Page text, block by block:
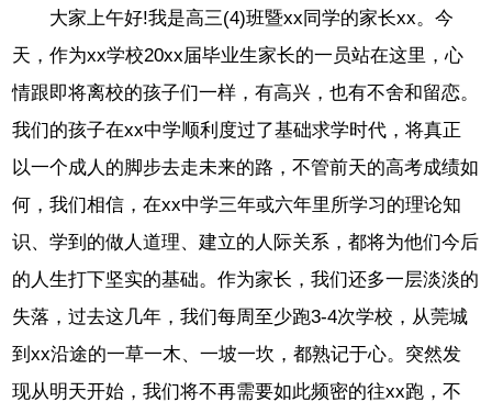
大家上午好!我是高三(4)班暨xx同学的家长xx。今
天，作为xx学校20xx届毕业生家长的一员站在这里，心
情跟即将离校的孩子们一样，有高兴，也有不舍和留恋。
我们的孩子在xx中学顺利度过了基础求学时代，将真正
以一个成人的脚步去走未来的路，不管前天的高考成绩如
何，我们相信，在xx中学三年或六年里所学习的理论知
识、学到的做人道理、建立的人际关系，都将为他们今后
的人生打下坚实的基础。作为家长，我们还多一层淡淡的
失落，过去这几年，我们每周至少跑3-4次学校，从莞城
到xx沿途的一草一木、一坡一坎，都熟记于心。突然发
现从明天开始，我们将不再需要如此频密的往xx跑，不